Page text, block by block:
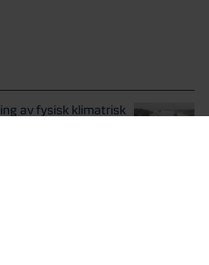
av fysisk klimatrisk